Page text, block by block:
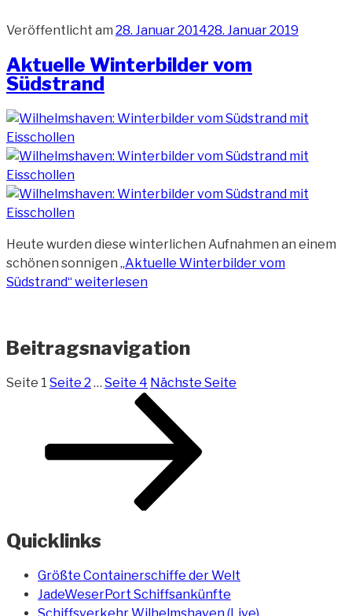
Veröffentlicht am 28. Januar 201428. Januar 2019
Aktuelle Winterbilder vom
Südstrand
Heute wurden diese winterlichen Aufnahmen an einem
schönen sonnigen „Aktuelle Winterbilder vom
Südstrand“weiterlesen
Beitragsnavigation
Seite 1 Seite 2 … Seite 4 Nächste Seite
Quicklinks
Größte Containerschiffe der Welt
JadeWeserPort Schiffsankünfte
Schiffsverkehr Wilhelmshaven (Live)